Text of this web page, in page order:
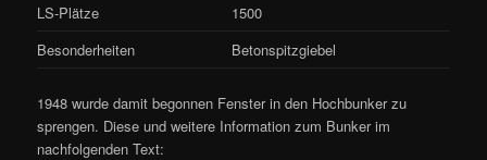
LS-Plätze
1500
Besonderheiten
Betonspitzgiebel
1948 wurde damit begonnen Fenster in den Hochbunker zu
sprengen. Diese und weitere Information zum Bunker im
nachfolgenden Text: